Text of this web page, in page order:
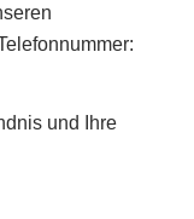
und Ihre